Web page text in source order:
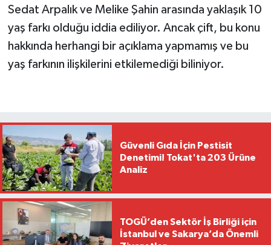
Sedat Arpalık ve Melike Şahin arasında yaklaşık 10
yaş farkı olduğu iddia ediliyor. Ancak çift, bu konu
hakkında herhangi bir açıklama yapmamış ve bu
yaş farkının ilişkilerini etkilemediği biliniyor.
Güvenli Gıda İçin Pestisit
Denetimi! Tokat'ta 203 Ürüne
Analiz
TOGÜ’den Sektör İş Birliği için
İstanbul ve Sakarya’da Önemli